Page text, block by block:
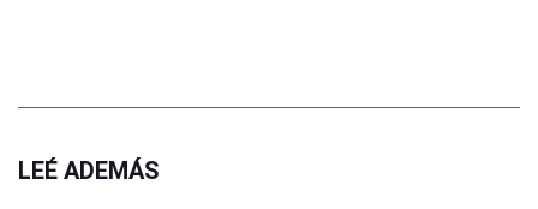
LEÉ ADEMÁS